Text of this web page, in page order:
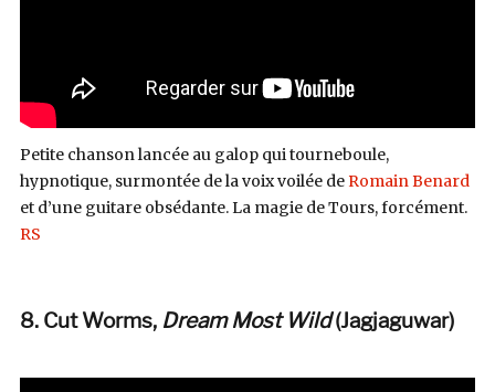
Petite chanson lancée au galop qui tourneboule,
hypnotique, surmontée de la voix voilée deRomain Benard
et d’une guitare obsédante. La magie de Tours, forcément.
RS
8. Cut Worms, Dream Most Wild(Jagjaguwar)